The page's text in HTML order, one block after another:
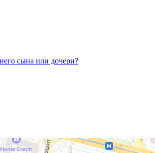
сына или дочери?